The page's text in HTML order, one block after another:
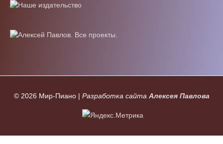
© 2026 Мир-Пиано| Разработка сайта Алексея Павлова